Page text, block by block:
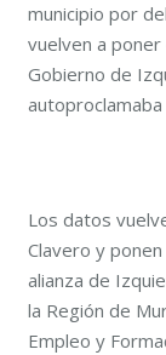
municipio por
vuelven a
Gobierno de
Los datos
Clavero y
alianza de
la Región de
Empleo y